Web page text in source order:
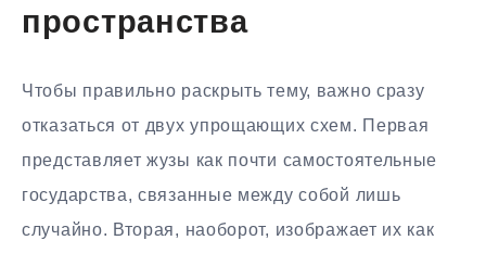
пространства
Чтобы правильно раскрыть тему, важно сразу
отказаться от двух упрощающих схем. Первая
представляет жузы как почти самостоятельные
государства, связанные между собой лишь
случайно. Вторая, наоборот, изображает их как